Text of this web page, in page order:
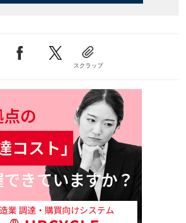
スクラップ